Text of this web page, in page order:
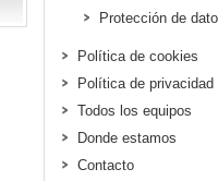
Protección de
Política de cookies
Política de
Todos los equipos
Donde estamos
Contacto